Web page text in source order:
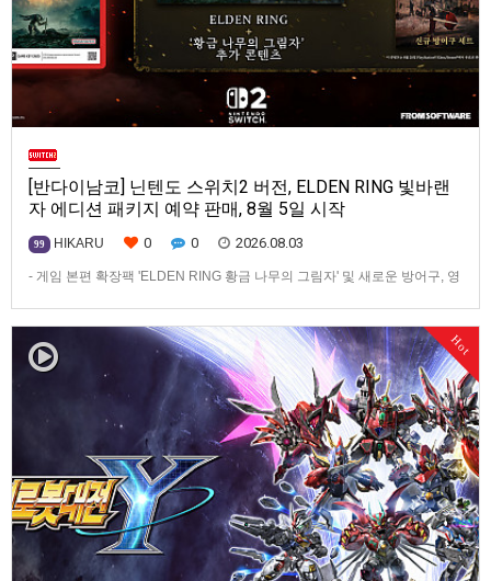
[반다이남코] 닌텐도 스위치2 버전, ELDEN RING 빛바랜
자 에디션 패키지 예약 판매, 8월 5일 시작
99 HIKARU 0 0 2026.08.03
- 게임 본편 확장팩 'ELDEN RING 황금 나무의 그림자' 및 새로운 방어구, 영
문 판매를 8월 5일(수)부터 시작한다고 발표했다.‘ELDEN RING 빛바랜 자
에디션’에는 ‘ELDEN R…
Hot